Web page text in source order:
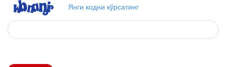
Янги кодни кўрсатинг